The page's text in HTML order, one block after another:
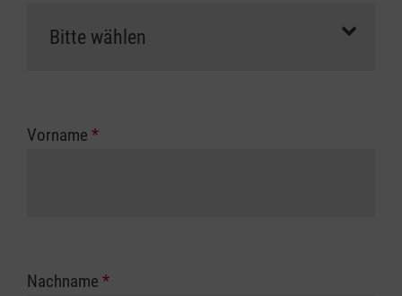
Vorname *
Nachname *